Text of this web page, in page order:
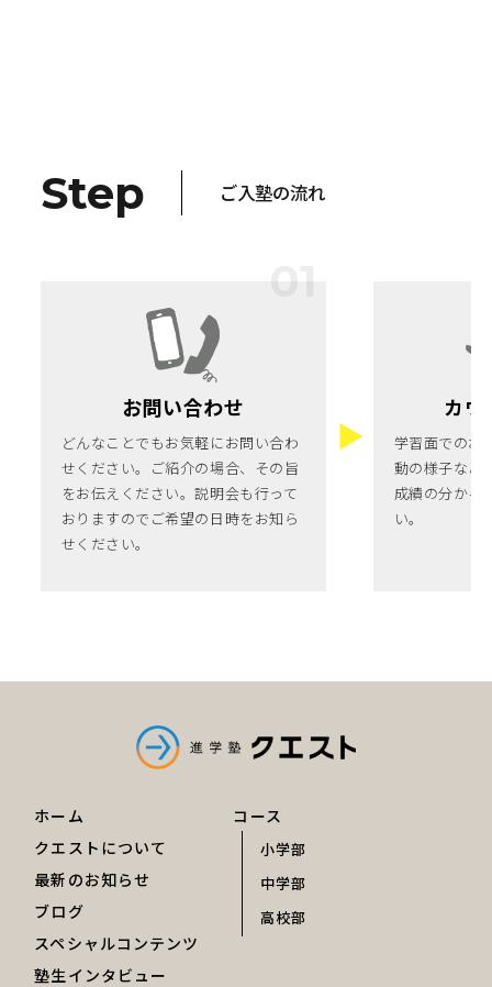
Step ご入塾の流れ
お問い合わせ
どんなことでもお気軽にお問い合わ
せください。ご紹介の場合、その旨
をお伝えください。説明会も行って
おりますのでご希望の日時をお知ら
せください。
カウ
学習面でのお
動の様子など
成績の分かる
い。
ホーム
クエストについて
最新のお知らせ
ブログ
コース
小学部
中学部
高校部
スペシャルコンテンツ
塾生インタビュー